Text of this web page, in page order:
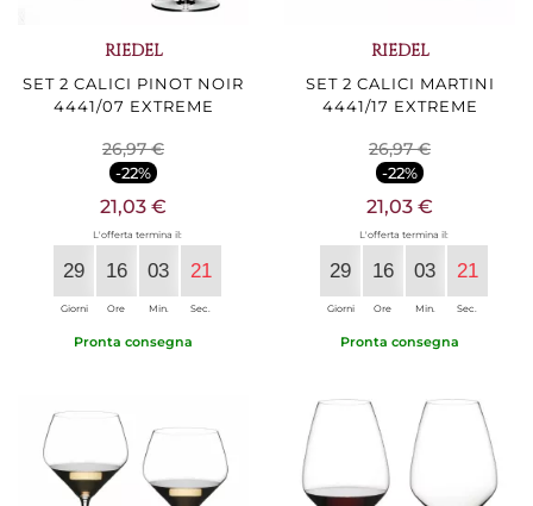
RIEDEL
SET 2 CALICI PINOT NOIR
4441/07 EXTREME
26,97 €
-22%
21,03 €
L'offerta termina il:
29
Giorni
16
Ore
03
Min.
20
Sec.
Pronta consegna
RIEDEL
SET 2 CALICI MARTINI
4441/17 EXTREME
26,97 €
-22%
21,03 €
L'offerta termina il:
29
Giorni
16
Ore
03
Min.
20
Sec.
Pronta consegna